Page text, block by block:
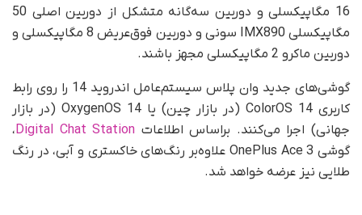
16 مگاپیکسلی و دوربین سه‌گانه متشکل از دوربین اصلی 50
مگاپیکسلی IMX890 سونی و دوربین فوق‌عریض 8 مگاپیکسلی و
دوربین ماکرو 2 مگاپیکسلی مجهز باشند.
گوشی‌های جدید وان پلاس سیستم‌عامل اندروید 14 را روی رابط
کاربری ColorOS 14 (در بازار چین) یا OxygenOS 14 (در بازار
جهانی) اجرا می‌کنند. براساس اطلاعات Digital Chat Station،
گوشی OnePlus Ace 3 علاوه‌بر رنگ‌های خاکستری و آبی، در رنگ
طلایی نیز عرضه خواهد شد.